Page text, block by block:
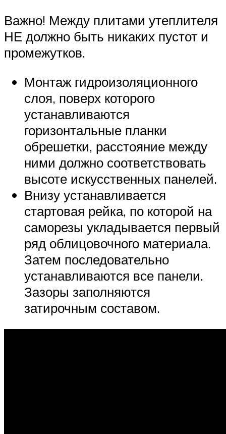
Важно! Между плитами утеплителя
НЕ должно быть никаких пустот и
промежутков.
Монтаж гидроизоляционного
слоя, поверх которого
устанавливаются
горизонтальные планки
обрешетки, расстояние между
ними должно соответствовать
высоте искусственных панелей.
Внизу устанавливается
стартовая рейка, по которой на
саморезы укладывается первый
ряд облицовочного материала.
Затем последовательно
устанавливаются все панели.
Зазоры заполняются
затирочным составом.